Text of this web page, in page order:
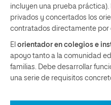
incluyen una prueba práctica).
privados y concertados los
contratados directamente por
El orientador en colegios e
apoyo tanto a la comunidad
familias. Debe desarrollar
una serie de requisitos